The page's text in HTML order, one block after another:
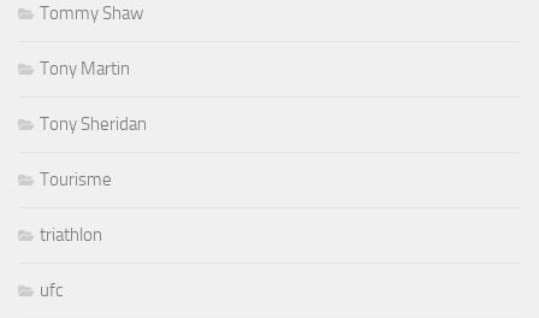
Tommy Shaw
Tony Martin
Tony Sheridan
Tourisme
triathlon
ufc